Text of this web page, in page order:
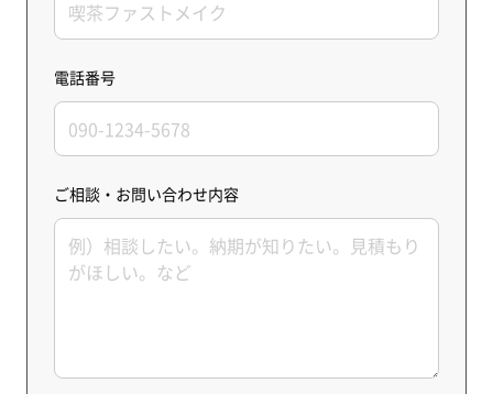
電話番号
ご相談・お問い合わせ内容